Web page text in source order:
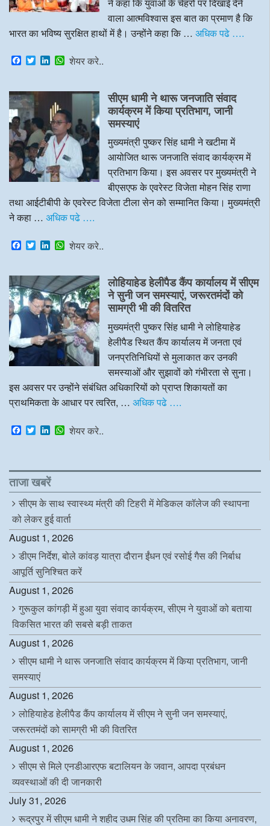
वाला आत्मविश्वास इस बात का प्रमाण है कि
भारत का भविष्य सुरक्षित हाथों में है। उन्होंने कहा कि … अधिक पढे ….
F
a
e
b
o
o
k
T
w
t
e
r
L
k
e
d
I
n
W
t
A
p
p
शेयर करे..
सीएम धामी ने थारू जनजाति संवाद
कार्यक्रम में किया प्रतिभाग, जानी
समस्याएं
मुख्यमंत्री पुष्कर सिंह धामी ने खटीमा में
आयोजित थारू जनजाति संवाद कार्यक्रम में
प्रतिभाग किया। इस अवसर पर मुख्यमंत्री ने
बीएसएफ के एवरेस्ट विजेता मोहन सिंह राणा
तथा आईटीबीपी के एवरेस्ट विजेता टीला सेन को सम्मानित किया। मुख्यमंत्री
ने कहा … अधिक पढे ….
F
a
e
b
o
o
k
T
w
t
t
e
r
L
k
e
d
I
n
W
t
s
A
p
p
शेयर करे..
लोहियाहेड हेलीपैड कैंप कार्यालय में सीएम
ने सुनी जन समस्याएं, जरूरतमंदों को
सामग्री भी की वितरित
मुख्यमंत्री पुष्कर सिंह धामी ने लोहियाहेड
हेलीपैड स्थित कैंप कार्यालय में जनता एवं
जनप्रतिनिधियों से मुलाकात कर उनकी
समस्याओं और सुझावों को गंभीरता से सुना।
इस अवसर पर उन्होंने संबंधित अधिकारियों को प्राप्त शिकायतों का
प्राथमिकता के आधार पर त्वरित, … अधिक पढे ….
F
a
b
o
o
k
T
w
t
e
r
L
e
d
I
n
W
s
p
शेयर करे..
ताजा खबरें
सीएम के साथ स्वास्थ्य मंत्री की टिहरी में मेडिकल कॉलेज की स्थापना
को लेकर हुई वार्ता
August 1, 2026
डीएम निर्देश, बोले कांवड़ यात्रा दौरान ईंधन एवं रसोई गैस की निर्बाध
आपूर्ति सुनिश्चित करें
August 1, 2026
गुरूकुल कांगड़ी में हुआ युवा संवाद कार्यक्रम, सीएम ने युवाओं को बताया
विकसित भारत की सबसे बड़ी ताकत
August 1, 2026
सीएम धामी ने थारू जनजाति संवाद कार्यक्रम में किया प्रतिभाग, जानी
समस्याएं
August 1, 2026
लोहियाहेड हेलीपैड कैंप कार्यालय में सीएम ने सुनी जन समस्याएं,
जरूरतमंदों को सामग्री भी की वितरित
August 1, 2026
सीएम से मिले एनडीआरएफ बटालियन के जवान, आपदा प्रबंधन
व्यवस्थाओं की दी जानकारी
July 31, 2026
रूद्रपुर में सीएम धामी ने शहीद उधम सिंह की प्रतिमा का किया अनावरण,